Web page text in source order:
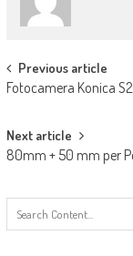
Post navigation
Previous article
Fotocamera Konica S2
Next article
80mm + 50 mm per